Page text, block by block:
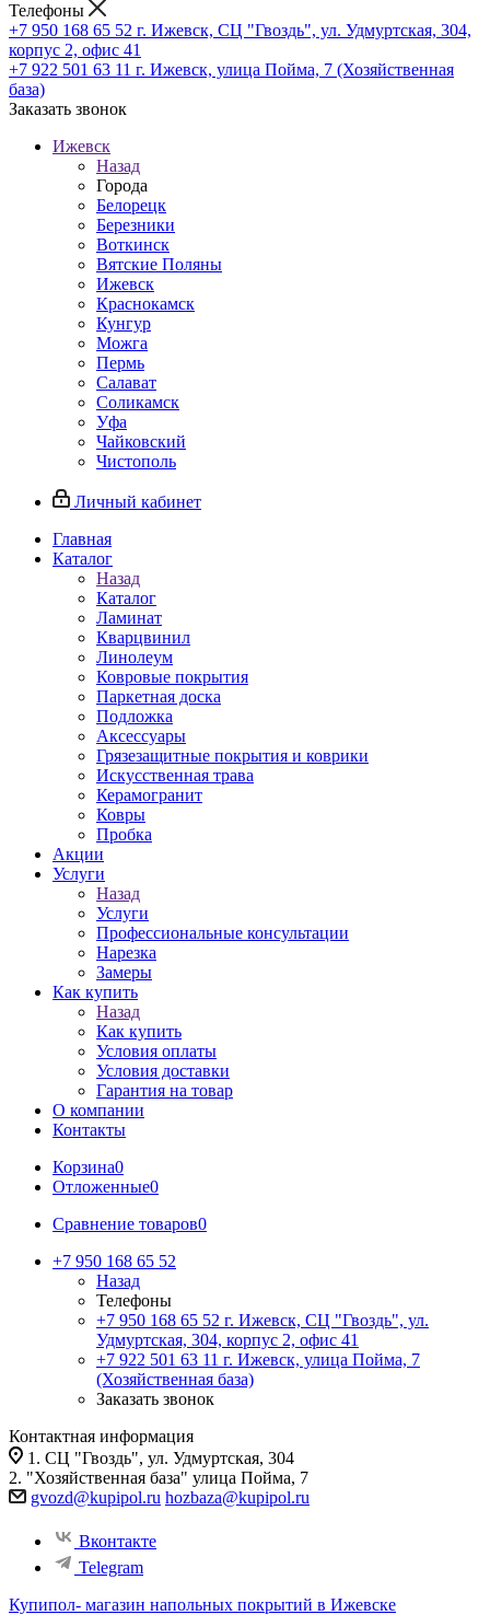
Телефоны
+7 950 168 65 52 г. Ижевск, СЦ "Гвоздь", ул. Удмуртская, 304,
корпус 2, офис 41
+7 922 501 63 11 г. Ижевск, улица Пойма, 7 (Хозяйственная
база)
Заказать звонок
Ижевск
Назад
Города
Белорецк
Березники
Воткинск
Вятские Поляны
Ижевск
Краснокамск
Кунгур
Можга
Пермь
Салават
Соликамск
Уфа
Чайковский
Чистополь
Личный кабинет
Главная
Каталог
Назад
Каталог
Ламинат
Кварцвинил
Линолеум
Ковровые покрытия
Паркетная доска
Подложка
Аксессуары
Грязезащитные покрытия и коврики
Искусственная трава
Керамогранит
Ковры
Пробка
Акции
Услуги
Назад
Услуги
Профессиональные консультации
Нарезка
Замеры
Как купить
Назад
Как купить
Условия оплаты
Условия доставки
Гарантия на товар
О компании
Контакты
Корзина0
Отложенные0
Сравнение товаров0
+7 950 168 65 52
Назад
Телефоны
+7 950 168 65 52 г. Ижевск, СЦ "Гвоздь", ул.
Удмуртская, 304, корпус 2, офис 41
+7 922 501 63 11 г. Ижевск, улица Пойма, 7
(Хозяйственная база)
Заказать звонок
Контактная информация
1. СЦ "Гвоздь", ул. Удмуртская, 304
2. "Хозяйственная база" улица Пойма, 7
gvozd@kupipol.ru hozbaza@kupipol.ru
Вконтакте
Telegram
Купипол- магазин напольных покрытий в Ижевске